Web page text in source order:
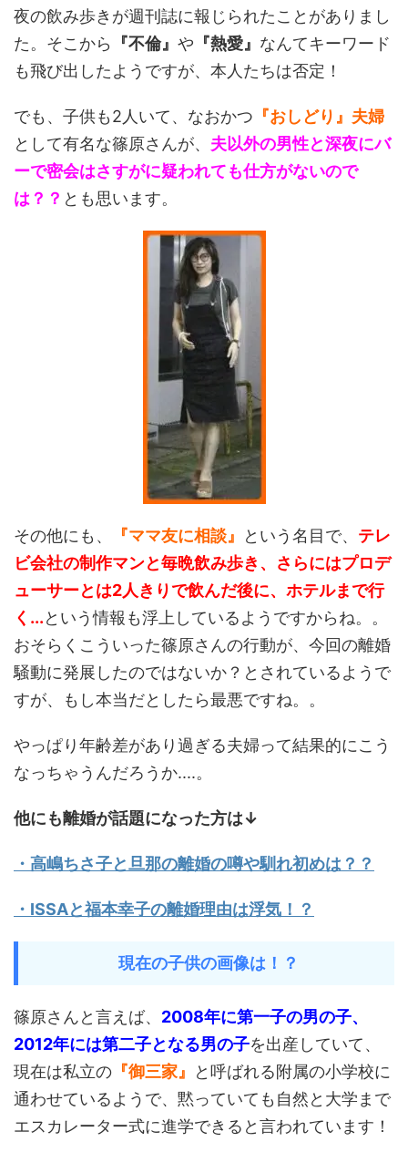
夜の飲み歩きが週刊誌に報じられたことがありまし
た。そこから
『不倫』 や 『熱愛』 なんてキーワード
も飛び出したようですが、本人たちは否定！
でも、子供も2人いて、なおかつ 『おしどり』夫婦
として有名な篠原さんが、 夫以外の男性と深夜にバ
ーで密会はさすがに疑われても仕方がないので
は？？ とも思います。
その他にも、 『ママ友に相談』 という名目で、 テレ
ビ会社の制作マンと毎晩飲み歩き、さらにはプロデ
ューサーとは2人きりで飲んだ後に、ホテルまで行
く...という情報も浮上しているようですからね。。
おそらくこういった篠原さんの行動が、今回の離婚
騒動に発展したのではないか？とされているようで
すが、もし本当だとしたら最悪ですね。。
やっぱり年齢差があり過ぎる夫婦って結果的にこう
なっちゃうんだろうか....。
他にも離婚が話題になった方は↓
・高嶋ちさ子と旦那の離婚の噂や馴れ初めは？？
・ISSAと福本幸子の離婚理由は浮気！？
現在の子供の画像は！？
篠原さんと言えば、 2008年に第一子の男の子、
2012年には第二子となる男の子を出産していて、
現在は私立の 『御三家』
と呼ばれる附属の小学校に
通わせているようで、黙っていても自然と大学まで
エスカレーター式に進学できると言われています！